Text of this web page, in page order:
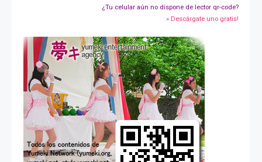
¿Tu celular aún no dispone de lector qr-code?
» Descárgate uno gratis!